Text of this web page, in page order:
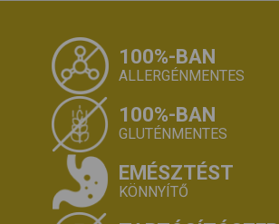
100%-BAN
ALLERGÉNMENTES
100%-BAN
GLUTÉNMENTES
EMÉSZTÉST
KÖNNYÍTŐ